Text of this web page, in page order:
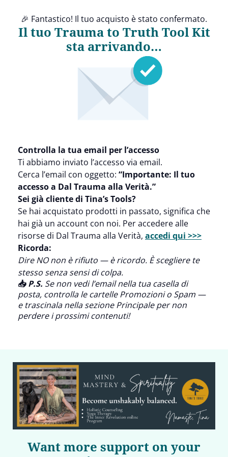
🎉 Fantastico! Il tuo acquisto è stato confermato.
Il tuo Trauma to Truth Tool Kit
sta arrivando…
Controlla la tua email per l’accesso
Ti abbiamo inviato l’accesso via email.
Cerca l’email con oggetto: “Importante: Il tuo
accesso a Dal Trauma alla Verità.”
Sei già cliente di Tina’s Tools?
Se hai acquistato prodotti in passato, significa che
hai già un account con noi. Per accedere alle
risorse di Dal Trauma alla Verità, accedi qui >>>
Ricorda:
Dire NO non è rifiuto — è ricordo. È scegliere te
stesso senza sensi di colpa.
📥P.S. Se non vedi l’email nella tua casella di
posta, controlla le cartelle Promozioni o Spam —
e trascinala nella sezione Principale per non
perdere i prossimi contenuti!
Want more support on your